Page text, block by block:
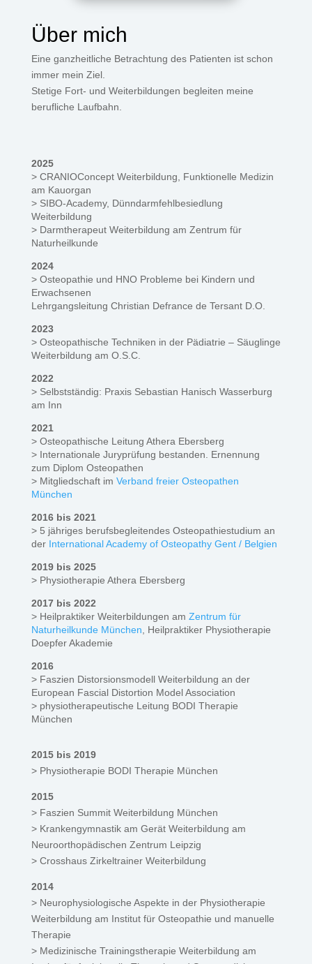
Über mich
Eine ganzheitliche Betrachtung des Patienten ist schon
immer mein Ziel.
Stetige Fort- und Weiterbildungen begleiten meine
berufliche Laufbahn.
2025
> CRANIOConcept Weiterbildung, Funktionelle Medizin
am Kauorgan
> SIBO-Academy, Dünndarmfehlbesiedlung
Weiterbildung
> Darmtherapeut Weiterbildung am Zentrum für
Naturheilkunde
2024
> Osteopathie und HNO Probleme bei Kindern und
Erwachsenen
Lehrgangsleitung Christian Defrance de Tersant D.O.
2023
> Osteopathische Techniken in der Pädiatrie – Säuglinge
Weiterbildung am O.S.C.
2022
> Selbstständig: Praxis Sebastian Hanisch Wasserburg
am Inn
2021
> Osteopathische Leitung Athera Ebersberg
> Internationale Juryprüfung bestanden. Ernennung
zum Diplom Osteopathen
> Mitgliedschaft im Verband freier Osteopathen
München
2016 bis 2021
> 5 jähriges berufsbegleitendes Osteopathiestudium an
derInternational Academy of Osteopathy Gent / Belgien
2019 bis 2025
> Physiotherapie Athera Ebersberg
2017 bis 2022
> Heilpraktiker Weiterbildungen am Zentrum für
Naturheilkunde München, Heilpraktiker Physiotherapie
Doepfer Akademie
2016
> Faszien Distorsionsmodell Weiterbildung an der
European Fascial Distortion Model Association
> physiotherapeutische Leitung BODI Therapie
München
2015 bis 2019
> Physiotherapie BODI Therapie München
2015
> Faszien Summit Weiterbildung München
> Krankengymnastik am Gerät Weiterbildung am
Neuroorthopädischen Zentrum Leipzig
> Crosshaus Zirkeltrainer Weiterbildung
2014
> Neurophysiologische Aspekte in der Physiotherapie
Weiterbildung am Institut für Osteopathie und manuelle
Therapie
> Medizinische Trainingstherapie Weiterbildung am